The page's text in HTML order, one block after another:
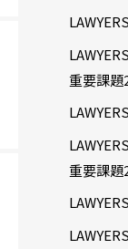
重要課題
重要課題